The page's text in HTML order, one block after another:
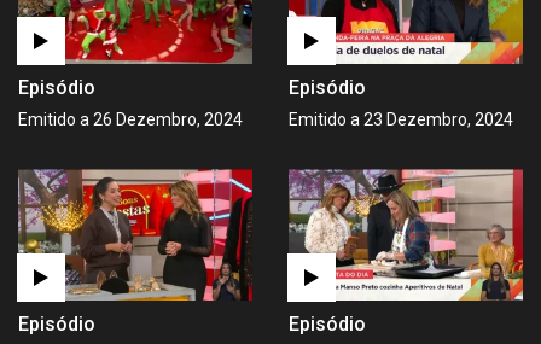
Episódio
Emitido a 26 Dezembro, 2024
Episódio
Emitido a 23 Dezembro, 2024
Episódio Episódio